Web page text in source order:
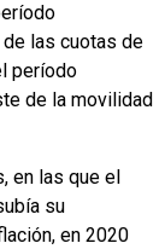
las cuotas de
período
de la movilidad
en las que el
su
en 2020